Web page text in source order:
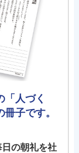
「人づく
子です。
の朝礼を社